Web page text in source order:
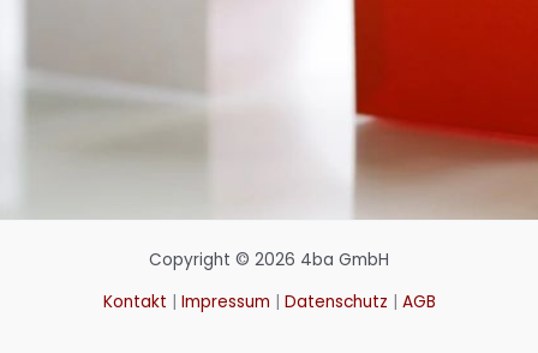
Copyright © 2026 4ba GmbH
Kontakt | Impressum | Datenschutz | AGB